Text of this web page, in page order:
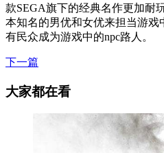
款SEGA旗下的经典名作更加耐
本知名的男优和女优来担当游
有民众成为游戏中的npc路人。
下一篇
大家都在看